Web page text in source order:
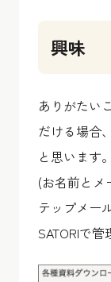
興味
ありがたい
だける場合
と思います
(お名前とメ
テップメー
SATORIで